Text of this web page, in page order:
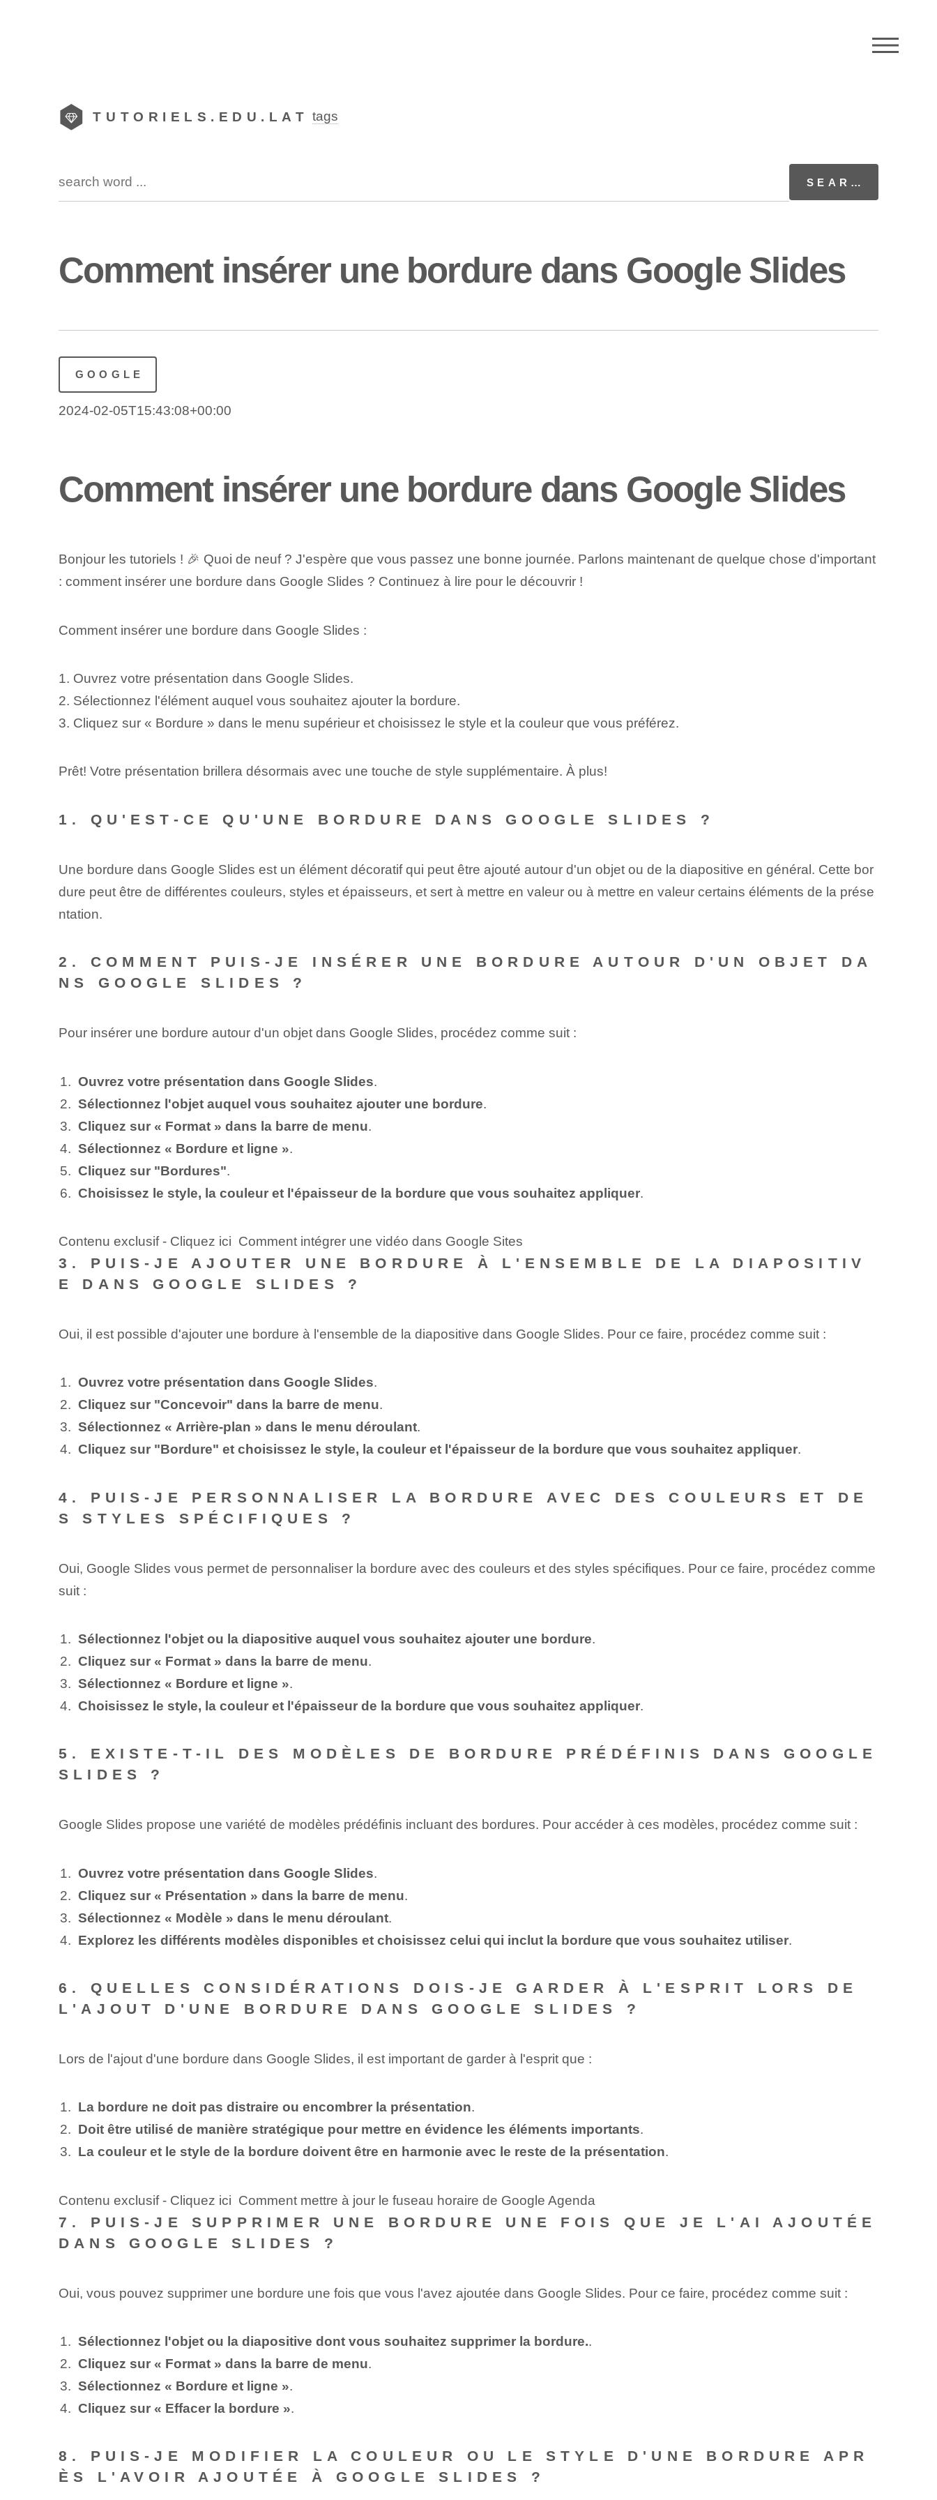
TUTORIELS.EDU.LAT tags
Comment insérer une bordure dans Google Slides
GOOGLE
2024-02-05T15:43:08+00:00
Comment insérer une bordure dans Google Slides
Bonjour les tutoriels ! 🎉 Quoi de neuf ? J'espère que vous passez une bonne journée. Parlons maintenant de quelque chose d'important
: comment insérer une bordure dans Google Slides ? Continuez à lire pour le découvrir !
Comment insérer une bordure dans Google Slides :
1. Ouvrez votre présentation dans Google Slides.
2. Sélectionnez l'élément auquel vous souhaitez ajouter la bordure.
3. Cliquez sur « Bordure » dans le menu supérieur et choisissez le style et la couleur que vous préférez.
Prêt! Votre présentation brillera désormais avec une touche de style supplémentaire. À plus!
1. QU'EST-CE QU'UNE BORDURE DANS GOOGLE SLIDES ?
Une bordure dans Google Slides est un élément décoratif qui peut être ajouté autour d'un objet ou de la diapositive en général. Cette bor
dure peut être de différentes couleurs, styles et épaisseurs, et sert à mettre en valeur ou à mettre en valeur certains éléments de la prése
ntation.
2. COMMENT PUIS-JE INSÉRER UNE BORDURE AUTOUR D'UN OBJET DA
NS GOOGLE SLIDES ?
Pour insérer une bordure autour d'un objet dans Google Slides, procédez comme suit :
Ouvrez votre présentation dans Google Slides.
Sélectionnez l'objet auquel vous souhaitez ajouter une bordure.
Cliquez sur « Format » dans la barre de menu.
Sélectionnez « Bordure et ligne ».
Cliquez sur "Bordures".
Choisissez le style, la couleur et l'épaisseur de la bordure que vous souhaitez appliquer.
Contenu exclusif - Cliquez ici Comment intégrer une vidéo dans Google Sites
3. PUIS-JE AJOUTER UNE BORDURE À L'ENSEMBLE DE LA DIAPOSITIV
E DANS GOOGLE SLIDES ?
Oui, il est possible d'ajouter une bordure à l'ensemble de la diapositive dans Google Slides. Pour ce faire, procédez comme suit :
Ouvrez votre présentation dans Google Slides.
Cliquez sur "Concevoir" dans la barre de menu.
Sélectionnez « Arrière-plan » dans le menu déroulant.
Cliquez sur "Bordure" et choisissez le style, la couleur et l'épaisseur de la bordure que vous souhaitez appliquer.
4. PUIS-JE PERSONNALISER LA BORDURE AVEC DES COULEURS ET DE
S STYLES SPÉCIFIQUES ?
Oui, Google Slides vous permet de personnaliser la bordure avec des couleurs et des styles spécifiques. Pour ce faire, procédez comme
suit :
Sélectionnez l'objet ou la diapositive auquel vous souhaitez ajouter une bordure.
Cliquez sur « Format » dans la barre de menu.
Sélectionnez « Bordure et ligne ».
Choisissez le style, la couleur et l'épaisseur de la bordure que vous souhaitez appliquer.
5. EXISTE-T-IL DES MODÈLES DE BORDURE PRÉDÉFINIS DANS GOOGLE
SLIDES ?
Google Slides propose une variété de modèles prédéfinis incluant des bordures. Pour accéder à ces modèles, procédez comme suit :
Ouvrez votre présentation dans Google Slides.
Cliquez sur « Présentation » dans la barre de menu.
Sélectionnez « Modèle » dans le menu déroulant.
Explorez les différents modèles disponibles et choisissez celui qui inclut la bordure que vous souhaitez utiliser.
6. QUELLES CONSIDÉRATIONS DOIS-JE GARDER À L'ESPRIT LORS DE
L'AJOUT D'UNE BORDURE DANS GOOGLE SLIDES ?
Lors de l'ajout d'une bordure dans Google Slides, il est important de garder à l'esprit que :
La bordure ne doit pas distraire ou encombrer la présentation.
Doit être utilisé de manière stratégique pour mettre en évidence les éléments importants.
La couleur et le style de la bordure doivent être en harmonie avec le reste de la présentation.
Contenu exclusif - Cliquez ici Comment mettre à jour le fuseau horaire de Google Agenda
7. PUIS-JE SUPPRIMER UNE BORDURE UNE FOIS QUE JE L'AI AJOUTÉE
DANS GOOGLE SLIDES ?
Oui, vous pouvez supprimer une bordure une fois que vous l'avez ajoutée dans Google Slides. Pour ce faire, procédez comme suit :
Sélectionnez l'objet ou la diapositive dont vous souhaitez supprimer la bordure..
Cliquez sur « Format » dans la barre de menu.
Sélectionnez « Bordure et ligne ».
Cliquez sur « Effacer la bordure ».
8. PUIS-JE MODIFIER LA COULEUR OU LE STYLE D'UNE BORDURE APR
ÈS L'AVOIR AJOUTÉE À GOOGLE SLIDES ?